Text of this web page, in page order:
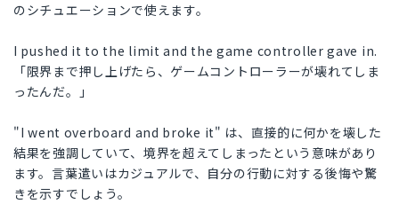
のシチュエーションで使えます。
I pushed it to the limit and the game controller gave in.
「限界まで押し上げたら、ゲームコントローラーが壊れてしま
ったんだ。」
"I went overboard and broke it" は、直接的に何かを壊した
結果を強調していて、境界を超えてしまったという意味があり
ます。言葉遣いはカジュアルで、自分の行動に対する後悔や驚
きを示すでしょう。